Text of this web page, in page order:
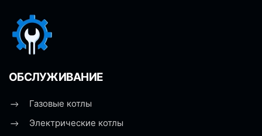
ОБСЛУЖИВАНИЕ
Газовые котлы
Электрические котлы